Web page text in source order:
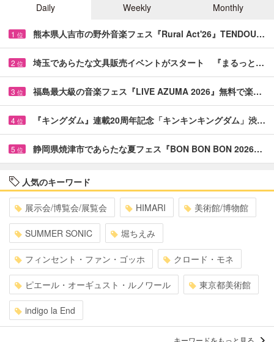
Daily
Weekly Monthly
1 位 熊本県人吉市の野外音楽フェス『Rural Act'26』TENDOU…
2 位 埼玉であらたな文具販売イベントがスタート 『まるっと…
3 位 福島最大級の音楽フェス『LIVE AZUMA 2026』無料で楽…
4 位 『キングダム』連載20周年記念「キンキンキングダム」渋…
5 位 静岡県焼津市であらたな夏フェス『BON BON BON 2026…
人気のキーワード
展示会/博覧会/展覧会 HIMARI 美術館/博物館
SUMMER SONIC 堀ちえみ
フィンセント・ファン・ゴッホ クロード・モネ
ピエール・オーギュスト・ルノワール 東京都美術館
indigo la End
キーワードをもっと見る